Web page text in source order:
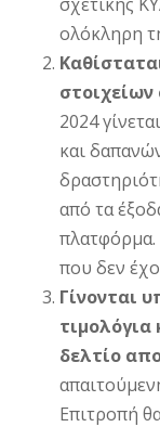
ολόκληρη
2024
και
από τα
πλατφόρμα.
που δεν
Γίνονται
δελτίο
Επιτροπή